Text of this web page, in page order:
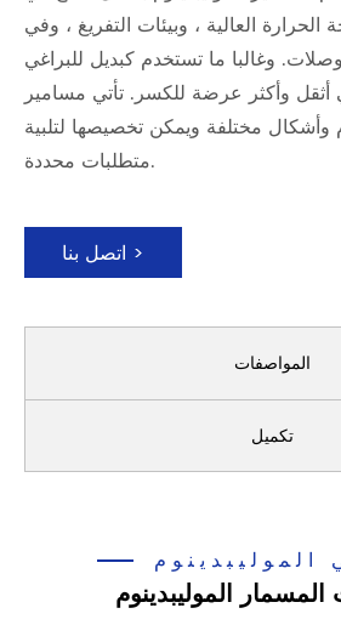
العالية ، وبيئات التفريغ ، وفي
وغالبا ما تستخدم كبديل للبراغي
أثقل وأكثر عرضة للكسر. تأتي مسامير
وأشكال مختلفة ويمكن تخصيصها لتلبية
متطلبات محددة.
اتصل بنا >
المواصفات
تكميل
الموليبدينوم
الموليبدينوم